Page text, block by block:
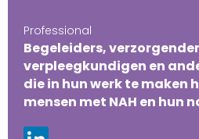
Professional
Begeleiders,
verpleegkundigen en
die in hun werk te maken
mensen met NAH en hun